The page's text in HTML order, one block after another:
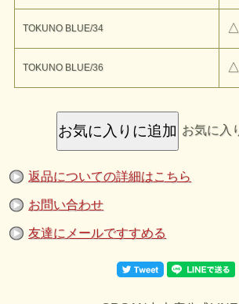
股上がやや深く、腰回りをゆったりと包み込む
美しさと快適な穿き心地を追求したパターンを
た、時代に左右されない普遍的なジーンズ。
・フィット：​#100 ストレート
・レザー：牛革
・日本製​
お取り扱い上の注意点​
承ください。またタンブラー乾燥は大きな縮み
お避けください。移染 の恐れがある為、洗濯の
てください。 ​
ディネートには充分にご注意ください。
モデル：
TOKUNO BLUE/34 △
TOKUNO BLUE/36 △
お気に入
返品についての詳細はこちら
お問い合わせ
友達にメールですすめる